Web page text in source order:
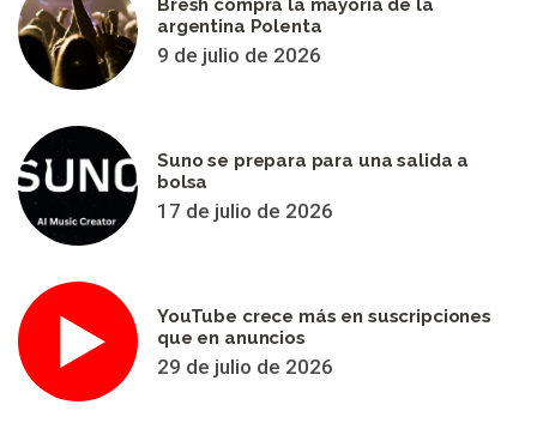
Bresh compra la mayoría de la
argentina Polenta
9 de julio de 2026
Suno se prepara para una salida a
bolsa
17 de julio de 2026
YouTube crece más en suscripciones
que en anuncios
29 de julio de 2026